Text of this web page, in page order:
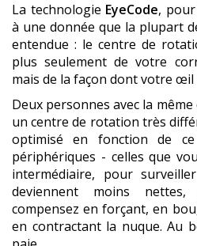
La technologie EyeCode,
à une donnée que la plupart
entendue : le centre de
plus seulement de votre
mais de la façon dont votre
Deux personnes avec la
un centre de rotation très
optimisé en fonction de
périphériques - celles que
intermédiaire, pour
deviennent moins
compensez en forçant, en
en contractant la nuque. Au